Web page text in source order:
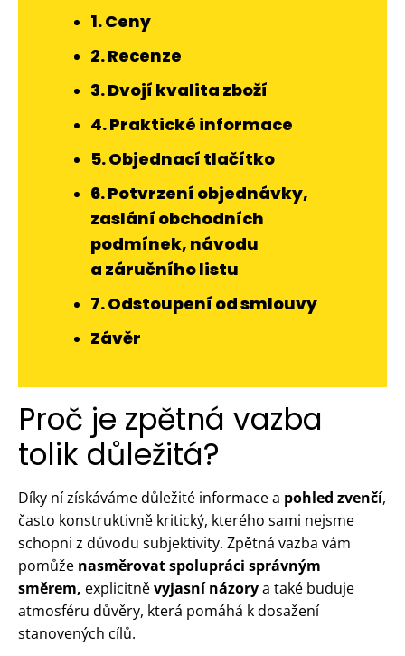
1. Ceny
2. Recenze
3. Dvojí kvalita zboží
4. Praktické informace
5. Objednací tlačítko
6. Potvrzení objednávky,
zaslání obchodních
podmínek, návodu
a záručního listu
7. Odstoupení od smlouvy
Závěr
Proč je zpětná vazba
tolik důležitá?
Díky ní získáváme důležité informace a pohled zvenčí,
často konstruktivně kritický, kterého sami nejsme
schopni z důvodu subjektivity. Zpětná vazba vám
pomůže nasměrovat spolupráci správným
směrem, explicitněvyjasní názorya také buduje
atmosféru důvěry, která pomáhá k dosažení
stanovených cílů.